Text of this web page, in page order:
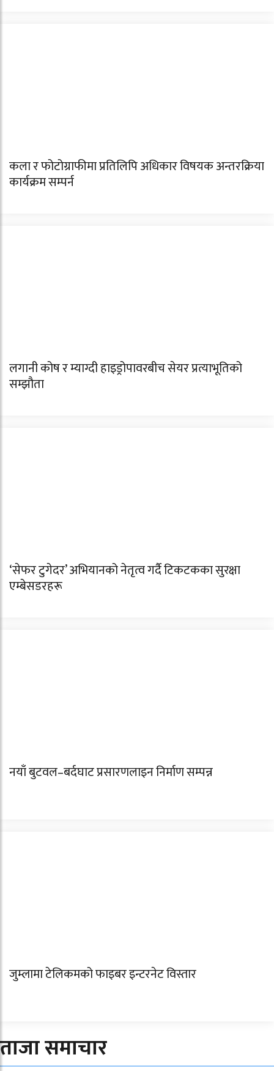
कला र फोटोग्राफीमा प्रतिलिपि अधिकार विषयक अन्तरक्रिया
कार्यक्रम सम्पर्न
लगानी कोष र म्याग्दी हाइड्रोपावरबीच सेयर प्रत्याभूतिको
सम्झौता
‘सेफर टुगेदर’ अभियानको नेतृत्व गर्दै टिकटकका सुरक्षा
एम्बेसडरहरू
नयाँ बुटवल–बर्दघाट प्रसारणलाइन निर्माण सम्पन्न
जुम्लामा टेलिकमको फाइबर इन्टरनेट विस्तार
ताजा समाचार